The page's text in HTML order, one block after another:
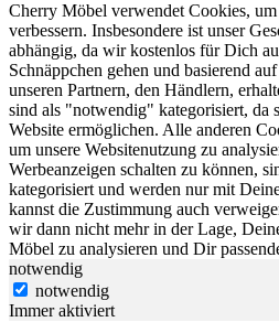
Cherry Möbel verwendet Cookies,
verbessern. Insbesondere ist unser
abhängig, da wir kostenlos für Dich
Schnäppchen gehen und basierend
unseren Partnern, den Händlern,
sind als "notwendig" kategorisiert, da
Website ermöglichen. Alle anderen
um unsere Websitenutzung zu
Werbeanzeigen schalten zu können,
kategorisiert und werden nur mit
kannst die Zustimmung auch
wir dann nicht mehr in der Lage,
Möbel zu analysieren und Dir
notwendig
notwendig
Immer aktiviert